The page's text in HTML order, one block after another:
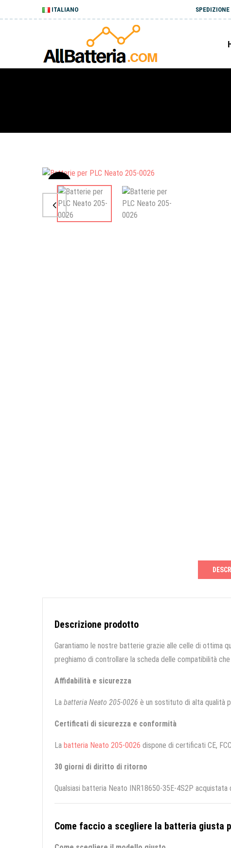
ITALIANO
Sale
Descrizione prodotto
Garantiamo le nostre batterie grazie alle celle di ottima
preghiamo di controllare la scheda delle compatibilità
Affidabilità e sicurezza
La batteria Neato 205-0026 è un sostituto di alta qualità
Certificati di sicurezza e conformità
La batteria Neato 205-0026 dispone di certificati CE,
30 giorni di diritto di ritorno
Qualsiasi batteria Neato INR18650-35E-4S2P
Come faccio a scegliere la batteria giusta